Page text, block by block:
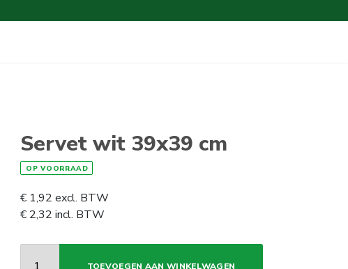
Servet wit 39x39 cm
OP VOORRAAD
€ 1,92 excl. BTW
€ 2,32 incl. BTW
TOEVOEGEN AAN WINKELWAGEN